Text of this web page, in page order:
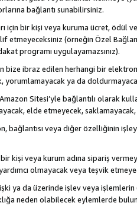
bağlantı sunabilirsiniz.
için bir kişi veya kuruma ücret, ödül
(örneğin Özel
programı uygulayamazsınız).
bize ibraz edilen herhangi bir
ya da
Sitesi’yle bağlantılı olarak
elde etmeyecek,
bağlantısı veya diğer özelliğinin
kişi veya kurum adına sipariş
olmayacak veya teşvik
ya da üzerinde işlev veya
neden olabilecek eylemlerde